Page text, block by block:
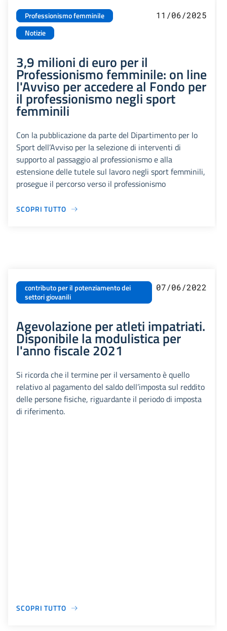
Professionismo femminile
Notizie
11/06/2025
3,9 milioni di euro per il
Professionismo femminile: on line
l'Avviso per accedere al Fondo per
il professionismo negli sport
femminili
Con la pubblicazione da parte del Dipartimento per lo
Sport dell’Avviso per la selezione di interventi di
supporto al passaggio al professionismo e alla
estensione delle tutele sul lavoro negli sport femminili,
prosegue il percorso verso il professionismo
SCOPRI TUTTO
contributo per il potenziamento dei
settori giovanili
07/06/2022
Agevolazione per atleti impatriati.
Disponibile la modulistica per
l'anno fiscale 2021
Si ricorda che il termine per il versamento è quello
relativo al pagamento del saldo dell’imposta sul reddito
delle persone fisiche, riguardante il periodo di imposta
di riferimento.
SCOPRI TUTTO